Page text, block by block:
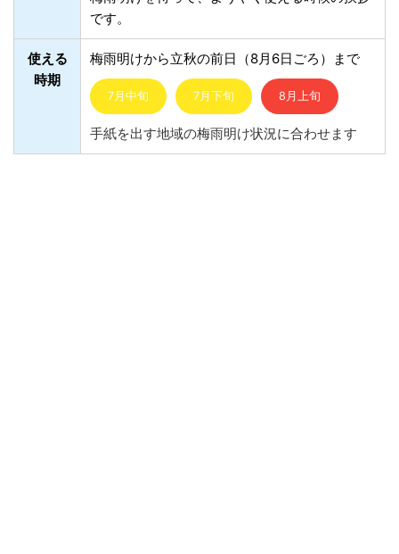
です。
使える
時期
梅雨明けから立秋の前日（8月6日ごろ）まで
7月中旬 7月下旬 8月上旬
手紙を出す地域の梅雨明け状況に合わせます